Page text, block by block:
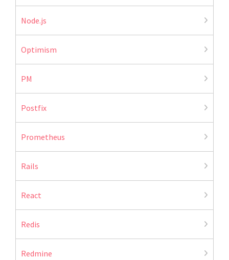
Node.js
Optimism
PM
Postfix
Prometheus
Rails
React
Redis
Redmine